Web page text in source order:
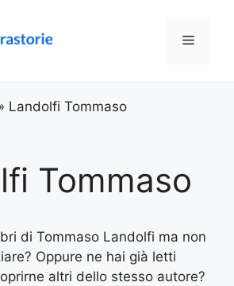
Menu
Landolfi Tommaso
Tommaso
di Tommaso Landolfi ma non
Oppure ne hai già letti
altri dello stesso autore?